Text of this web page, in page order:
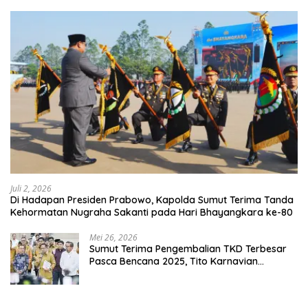
Juli 2, 2026
Di Hadapan Presiden Prabowo, Kapolda Sumut Terima Tanda
Kehormatan Nugraha Sakanti pada Hari Bhayangkara ke-80
Mei 26, 2026
Sumut Terima Pengembalian TKD Terbesar
Pasca Bencana 2025, Tito Karnavian